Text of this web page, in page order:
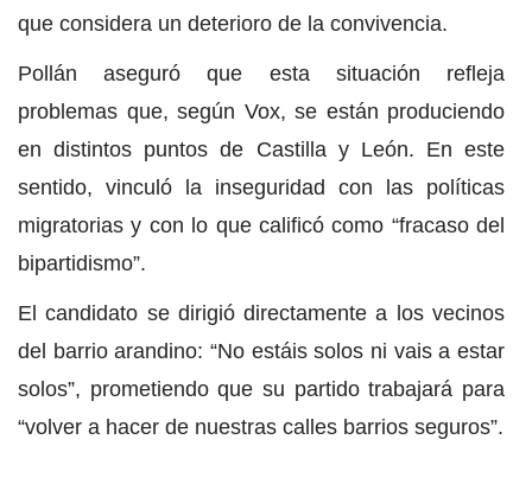
que considera un deterioro de la convivencia.
Pollán aseguró que esta situación refleja
problemas que, según Vox, se están produciendo
en distintos puntos de Castilla y León. En este
sentido, vinculó la inseguridad con las políticas
migratorias y con lo que calificó como “fracaso del
bipartidismo”.
El candidato se dirigió directamente a los vecinos
del barrio arandino: “No estáis solos ni vais a estar
solos”, prometiendo que su partido trabajará para
“volver a hacer de nuestras calles barrios seguros”.